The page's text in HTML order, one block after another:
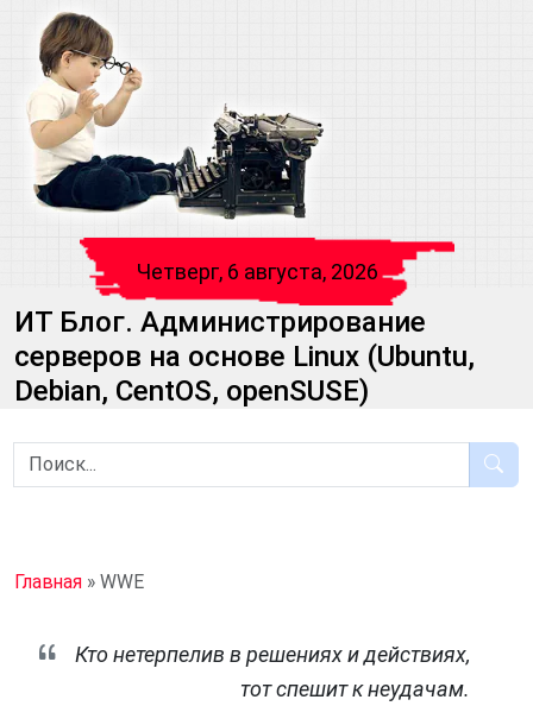
Четверг, 6 августа, 2026
ИТ Блог. Администрирование
серверов на основе Linux (Ubuntu,
Debian, CentOS, openSUSE)
Главная » WWE
Кто нетерпелив в решениях и действиях,
тот спешит к неудачам.